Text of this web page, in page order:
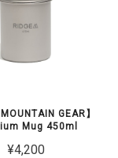
MOUNTAIN GEAR】
Mug 450ml
¥4,200